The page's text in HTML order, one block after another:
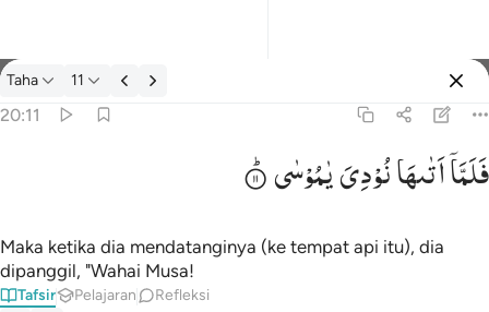
tafsir: Taha 20:11
Taha 11
20:11
فَلَمَّاۤاَتٰىهَانُوْدِیَیٰمُوْسٰی
Maka ketika dia mendatanginya (ke tempat api itu), dia
dipanggil, "Wahai Musa!
Tafsir Pelajaran Refleksi